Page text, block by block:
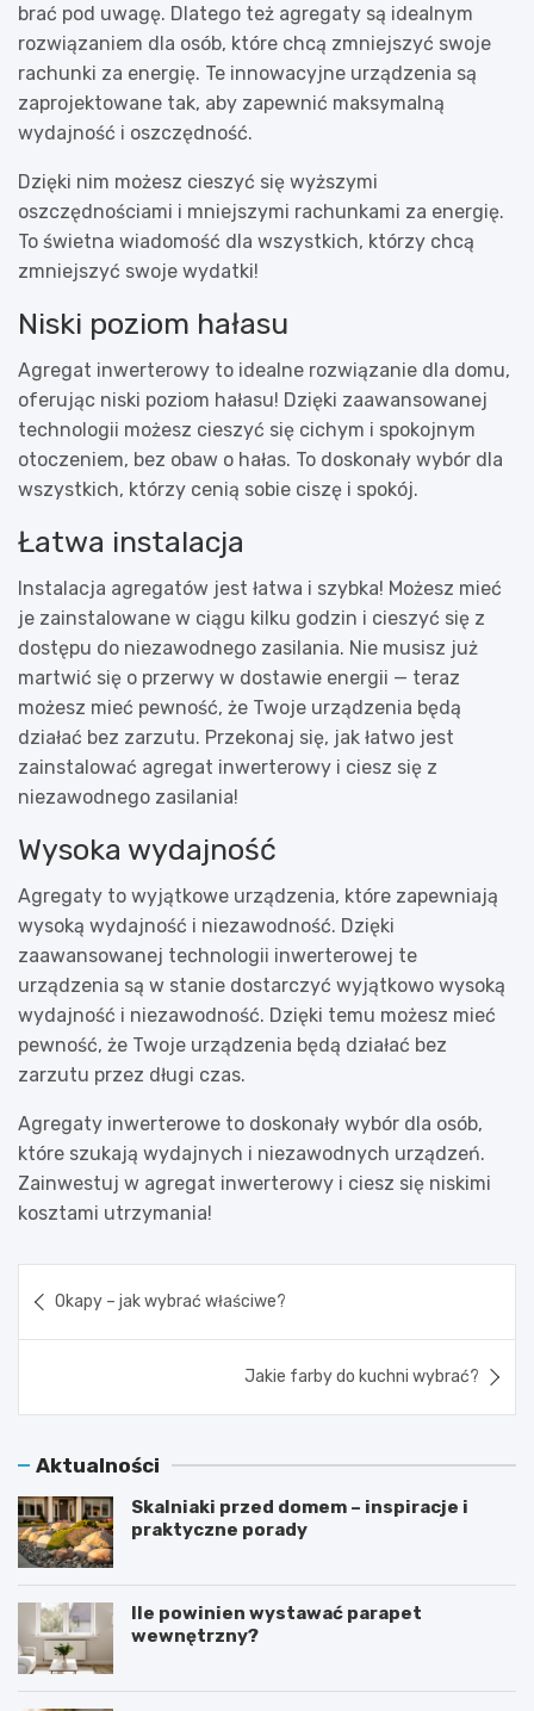
brać pod uwagę. Dlatego też agregaty są idealnym
rozwiązaniem dla osób, które chcą zmniejszyć swoje
rachunki za energię. Te innowacyjne urządzenia są
zaprojektowane tak, aby zapewnić maksymalną
wydajność i oszczędność.
Dzięki nim możesz cieszyć się wyższymi
oszczędnościami i mniejszymi rachunkami za energię.
To świetna wiadomość dla wszystkich, którzy chcą
zmniejszyć swoje wydatki!
Niski poziom hałasu
Agregat inwerterowy to idealne rozwiązanie dla domu,
oferując niski poziom hałasu! Dzięki zaawansowanej
technologii możesz cieszyć się cichym i spokojnym
otoczeniem, bez obaw o hałas. To doskonały wybór dla
wszystkich, którzy cenią sobie ciszę i spokój.
Łatwa instalacja
Instalacja agregatów jest łatwa i szybka! Możesz mieć
je zainstalowane w ciągu kilku godzin i cieszyć się z
dostępu do niezawodnego zasilania. Nie musisz już
martwić się o przerwy w dostawie energii — teraz
możesz mieć pewność, że Twoje urządzenia będą
działać bez zarzutu. Przekonaj się, jak łatwo jest
zainstalować agregat inwerterowy i ciesz się z
niezawodnego zasilania!
Wysoka wydajność
Agregaty to wyjątkowe urządzenia, które zapewniają
wysoką wydajność i niezawodność. Dzięki
zaawansowanej technologii inwerterowej te
urządzenia są w stanie dostarczyć wyjątkowo wysoką
wydajność i niezawodność. Dzięki temu możesz mieć
pewność, że Twoje urządzenia będą działać bez
zarzutu przez długi czas.
Agregaty inwerterowe to doskonały wybór dla osób,
które szukają wydajnych i niezawodnych urządzeń.
Zainwestuj w agregat inwerterowy i ciesz się niskimi
kosztami utrzymania!
wpisu
Okapy – jak wybrać właściwe?
Jakie farby do kuchni wybrać?
Aktualności
Skalniaki przed domem – inspiracje i
praktyczne porady
Ile powinien wystawać parapet
wewnętrzny?